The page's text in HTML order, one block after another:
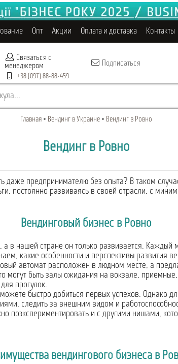
Опт Акции Оплата и доставка Контакты
Связаться с
менеджером
+38 (097) 88-88-459
Подписаться
Главная Вендинг в Украине Вендинг в Ровно
Вендинг в Ровно
предпринимателю без опыта? В таком
постоянно развиваясь в своей отрасли, с
Вендинговый бизнес в Ровно
а в нашей стране он только развивается.
какие особенности и перспективы развития
автомат расположен в людном месте, а
могут быть залы ожидания на вокзале,
прогулок.
быстро добиться первых успехов. Однако
следить за внешним видом и
поэкспериментировать и с другими нишами,
вендингового бизнеса в